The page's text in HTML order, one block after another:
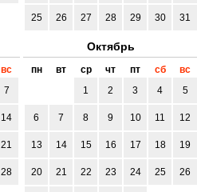
25 26 27 28 29 30 31
вс
7
14
21
28
Октябрь
пн вт ср чт пт сб
вс
1
2 3 4 5
6 7 8 9 10 11 12
13 14 15 16 17 18 19
20 21 22 23 24 25 26